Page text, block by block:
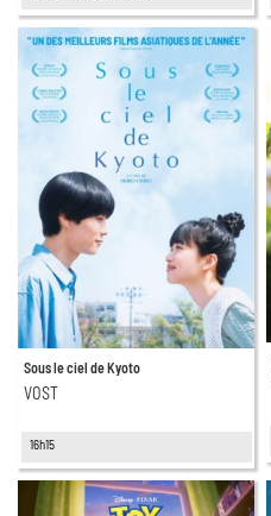
Sous le ciel de Kyoto
VOST
16h15